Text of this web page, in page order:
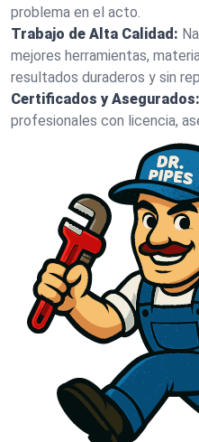
problema en el acto.
Trabajo de Alta Calidad:
mejores herramientas,
resultados duraderos y sin
Certificados y Asegurados:
profesionales con licencia,